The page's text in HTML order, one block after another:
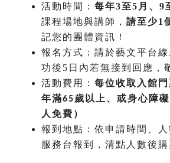
活動時間： 每年3至5月、9
課程場地與講師， 請至少1
記您的團體資訊！
報名方式：請於藝文平台
功後5日內若無接到回應，
活動費用： 每位收取入館
年滿65歲以上、或身心障
人免費）
報到地點：依申請時間、
服務台報到，清點人數後購